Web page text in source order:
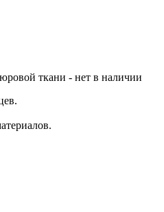
ткани - нет в наличии